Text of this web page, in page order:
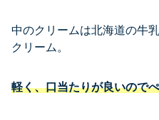
中のクリームは北海道の牛
クリーム。
軽く、口当たりが良いので